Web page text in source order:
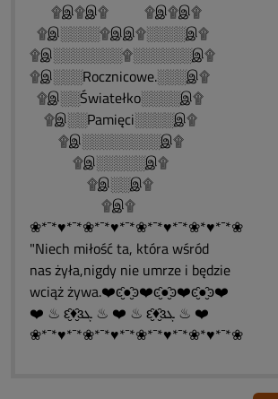
۩இ۩இ۩ ۩இ۩இ۩
۩இ░░░░۩இஇ۩░░░░இ۩
۩இ░░░░░░░۩░░░░░░இ۩
۩இ░░░Rocznicowe.░░░இ۩
۩இ░░Światełko░░░░இ۩
۩இ░░Pamięci░░░░இ۩
۩இ░░░░░░░░இ۩
۩இ░░░░░இ۩
۩இ░░இ۩
۩இ۩
❀*¯*♥*¯*❀*¯*♥*¯*❀*¯*♥*¯*❀*♥*¯*❀
"Niech miłość ta, która wśród
nas żyła,nigdy nie umrze i będzie
wciąż żywa.❤️ͼ̮̑●̮̑ͽ❤️ͼ̮̑●̮̑ͽ❤️ͼ̮̑●̮̑ͽ❤️
❤️ ♨ ԑ̮̑♦̮̑ɜܓ ♨ ❤️ ♨ ԑ̮̑♦̮̑ɜܓ ♨ ❤️
❀*¯*♥*¯*❀*¯*♥*¯*❀*¯*♥*¯*❀*♥*¯*❀